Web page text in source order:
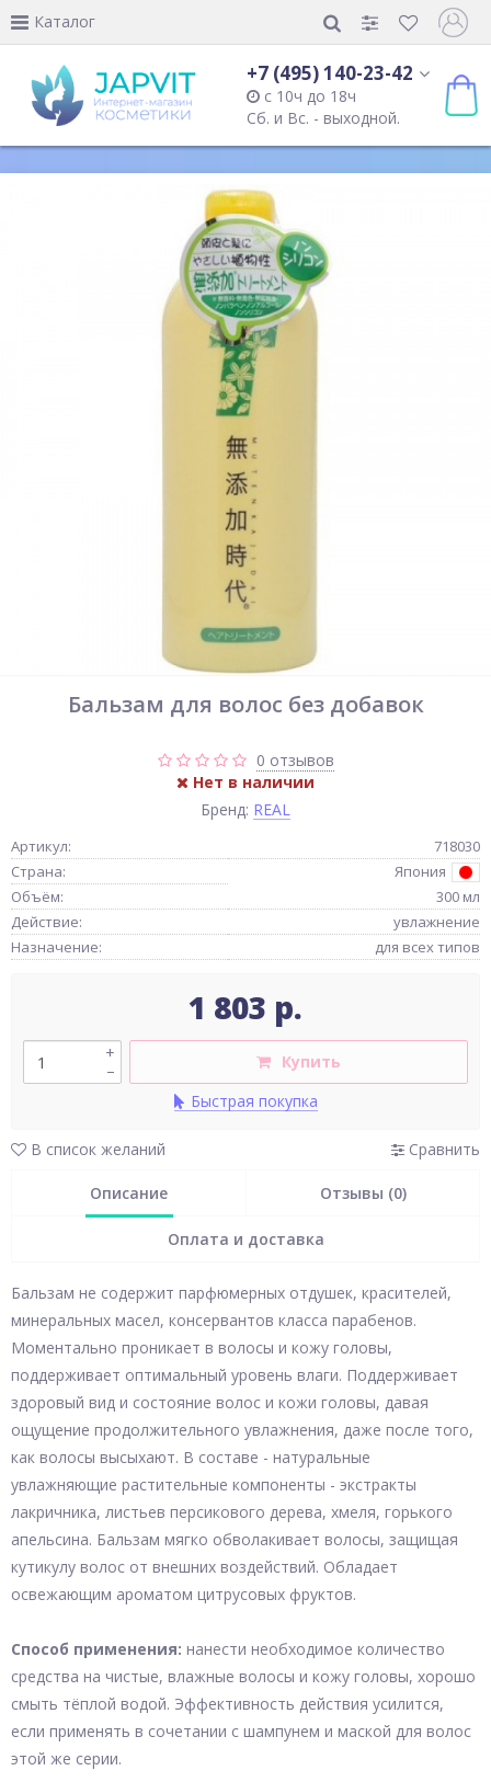
Каталог
+7 (495) 140-23-42
с 10ч до 18ч
Сб. и Вс. - выходной.
Бальзам для волос без добавок
0 отзывов
Нет в наличии
Бренд: REAL
Артикул:
718030
Страна:
Япония
Объём:
300 мл
Действие:
увлажнение
Назначение:
для всех типов
1 803 р.
–
+
Купить
Быстрая покупка
В список желаний Сравнить
Описание Отзывы (0)
Оплата и доставка
Бальзам не содержит парфюмерных отдушек, красителей,
минеральных масел, консервантов класса парабенов.
Моментально проникает в волосы и кожу головы,
поддерживает оптимальный уровень влаги. Поддерживает
здоровый вид и состояние волос и кожи головы, давая
ощущение продолжительного увлажнения, даже после того,
как волосы высыхают. В составе - натуральные
увлажняющие растительные компоненты - экстракты
лакричника, листьев персикового дерева, хмеля, горького
апельсина. Бальзам мягко обволакивает волосы, защищая
кутикулу волос от внешних воздействий. Обладает
освежающим ароматом цитрусовых фруктов.
Способ применения: нанести необходимое количество
средства на чистые, влажные волосы и кожу головы, хорошо
смыть тёплой водой. Эффективность действия усилится,
если применять в сочетании с шампунем и маской для волос
этой же серии.